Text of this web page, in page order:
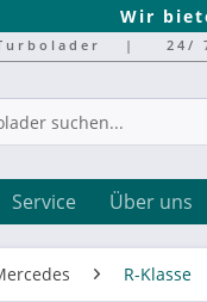
Wir
| 24/
Service Über uns
R-Klasse